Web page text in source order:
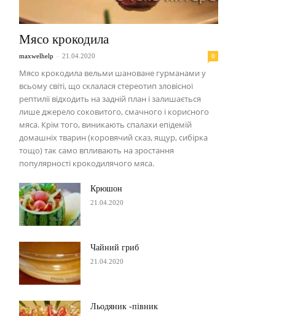
Мясо крокодила
maxwelhelp - 21.04.2020 0
Мясо крокодила вельми шановане гурманами у
всьому світі, що склалася стереотип зловісної
рептилії відходить на задній план і залишається
лише джерело соковитого, смачного і корисного
мяса. Крім того, виникають спалахи епідемій
домашніх тварин (коровячий сказ, ящур, сибірка
тощо) так само впливають на зростання
популярності крокодилячого мяса.
Крюшон
21.04.2020
Чайний гриб
21.04.2020
Льодяник -півник